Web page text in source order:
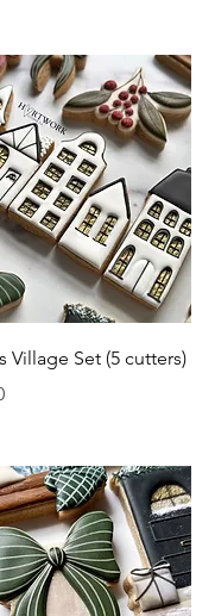
rápida
Village Set (5 cutters)